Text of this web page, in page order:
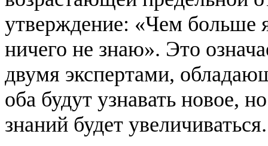
утверждение: «Чем больше
ничего не знаю». Это
двумя экспертами,
оба будут узнавать новое,
знаний будет увеличиваться.